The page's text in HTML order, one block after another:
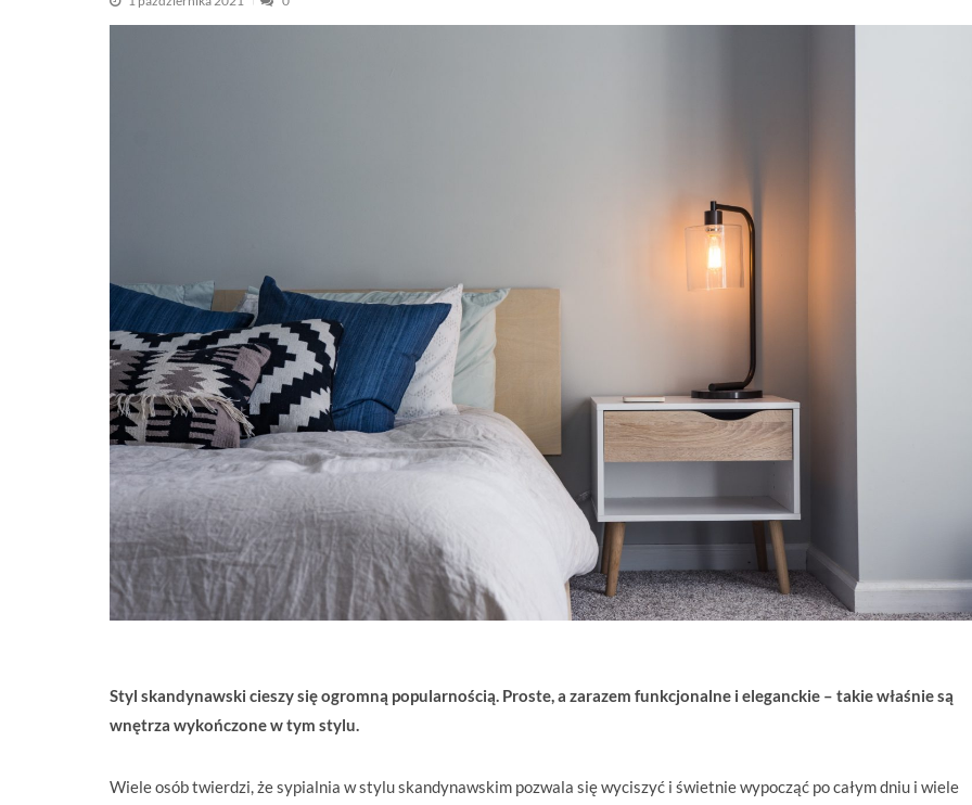
Styl skandynawski cieszy się ogromną popularnością. Proste, a zarazem funkcjonalne i eleganckie – takie właśnie są
wnętrza wykończone w tym stylu.
Wiele osób twierdzi, że sypialnia w stylu skandynawskim pozwala się wyciszyć i świetnie wypocząć po całym dniu i wiele